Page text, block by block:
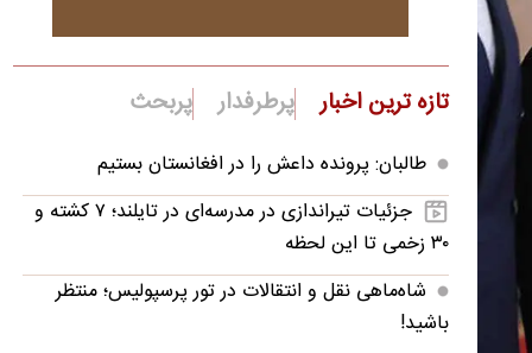
تازه ترین اخبار پرطرفدار پربحث
طالبان: پرونده داعش را در افغانستان بستیم
جزئیات تیراندازی در مدرسه‌ای در تایلند؛ ۷ کشته و
۳۰ زخمی تا این لحظه
شاه‌ماهی نقل و انتقالات در تور پرسپولیس؛ منتظر
باشید!